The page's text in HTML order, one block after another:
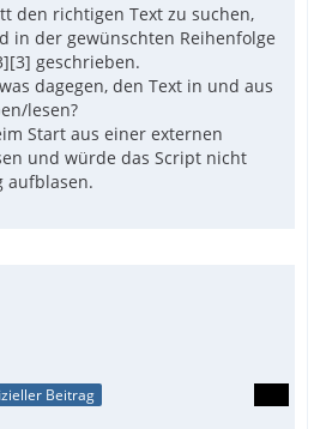
den richtigen Text zu suchen,
in der gewünschten Reihenfolge
geschrieben.
dagegen, den Text in und aus
lesen?
Start aus einer externen
und würde das Script nicht
aufblasen.
Beitrag